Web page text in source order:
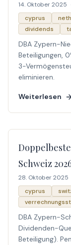
14. Oktober 2025
cyprus
dividends
DBA Zypern-
Beteiligungen,
3-
eliminieren.
Weiterlesen
Schweiz
28. Oktober 2025
cyprus
DBA Zypern-
Dividenden-
Beteiligung).